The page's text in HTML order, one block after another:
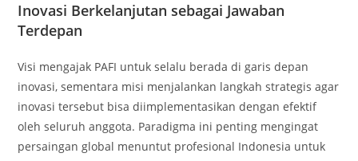
Inovasi Berkelanjutan sebagai Jawaban
Terdepan
Visi mengajak PAFI untuk selalu berada di garis depan
inovasi, sementara misi menjalankan langkah strategis agar
inovasi tersebut bisa diimplementasikan dengan efektif
oleh seluruh anggota. Paradigma ini penting mengingat
persaingan global menuntut profesional Indonesia untuk